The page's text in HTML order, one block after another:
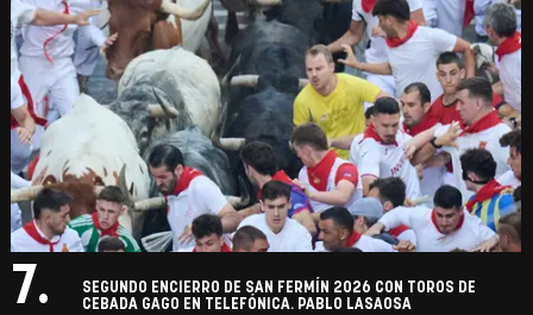
7.
SEGUNDO ENCIERRO DE SAN FERMÍN 2026 CON TOROS DE
CEBADA GAGO EN TELEFÓNICA. PABLO LASAOSA